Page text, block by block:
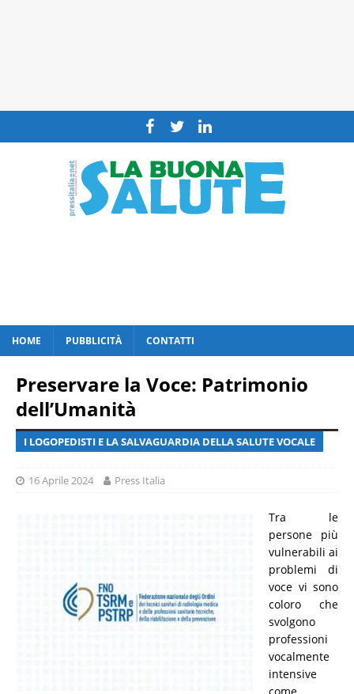
HOME PUBBLICITÀ CONTATTI
Preservare la Voce: Patrimonio
dell’Umanità
I LOGOPEDISTI E LA SALVAGUARDIA DELLA SALUTE VOCALE
16 Aprile 2024 Press Italia
Tra le
persone più
vulnerabili ai
problemi di
voce vi sono
coloro che
svolgono
professioni
vocalmente
intensive